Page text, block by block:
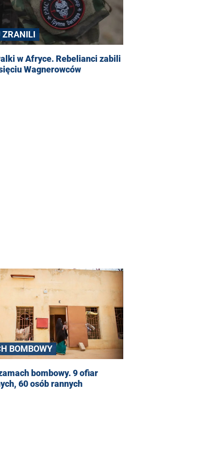
ZRANILI
w Afryce. Rebelianci zabili
Wagnerowców
BOMBOWY
bombowy. 9 ofiar
60 osób rannych